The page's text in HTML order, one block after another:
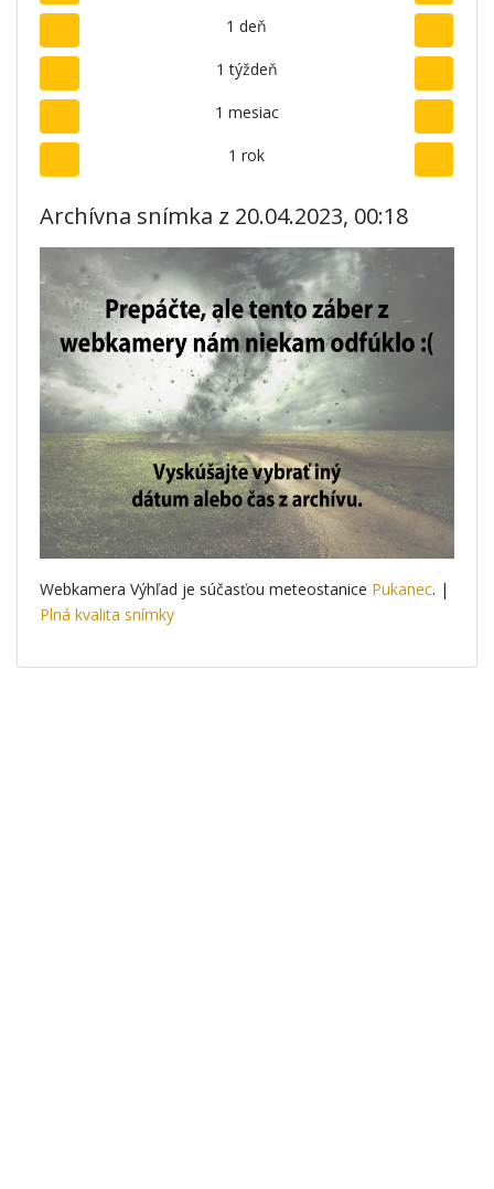
1 deň
1 týždeň
1 mesiac
1 rok
Archívna snímka z 20.04.2023, 00:18
Webkamera Výhľad je súčasťou meteostanice Pukanec. |
Plná kvalita snímky